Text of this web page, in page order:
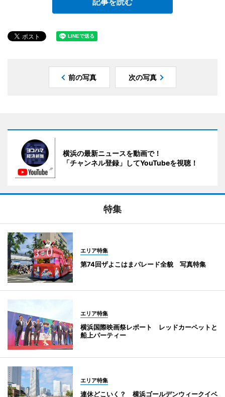
前の写真 次の写真
横浜の最新ニュースを動画で！
「チャンネル登録」してYouTubeを視聴！
特集
エリア特集
第74回ザよこはまパレード全貌 写真特集
エリア特集
横浜国際映画祭レポート レッドカーペットと
船上パーティー
エリア特集
連休どこいく？ 横浜ゴールデンウィークイベ